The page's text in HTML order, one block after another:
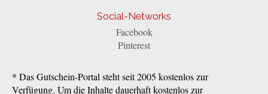
Social-Networks
Facebook
Pinterest
* Das Gutschein-Portal steht seit 2005 kostenlos zur
Verfügung. Um die Inhalte dauerhaft kostenlos zur